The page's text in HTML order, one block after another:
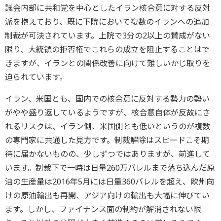
議会内部に共和党を中心としたイラン核合意に対する反対
派を抱えており、既に下院において複数のイランへの追加
制裁が可決されています。上院で3分の2以上の賛成がない
限り、大統領の拒否権でこれらの成立を阻止することはで
きますが、イランとの関係改善に向けて難しいかじ取りを
迫られています。
イラン、米国とも、国内での核合意に反対する勢力の勢い
がやや盛り返しているようですが、核合意自体が反故にさ
れるリスクは、イラン側、米国側とも低いというのが複数
の専門家に共通した見方です。制裁解除はスピードこそ期
待に届かないものの、少しずつではありますが、前進して
います。制裁下で一時は日量260万バレルまで落ち込んだ原
油の生産量は2016年5月には日量360バレルを超え、欧州向
けの原油輸出も再開、アジア向けの輸出も大幅に伸びてい
ます。しかし、ファイナンス面の制約が解消されない限